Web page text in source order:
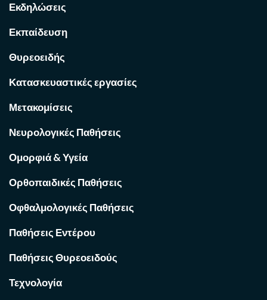
Εκδηλώσεις
Εκπαίδευση
Θυρεοειδής
Κατασκευαστικές εργασίες
Μετακομίσεις
Νευρολογικές Παθήσεις
Ομορφιά & Υγεία
Ορθοπαιδικές Παθήσεις
Οφθαλμολογικές Παθήσεις
Παθήσεις Εντέρου
Παθήσεις Θυρεοειδούς
Τεχνολογία